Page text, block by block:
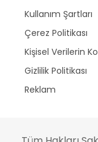
Kullanım Şartları
Çerez Politikası
Kişisel Verilerin
Gizlilik Politikası
Reklam